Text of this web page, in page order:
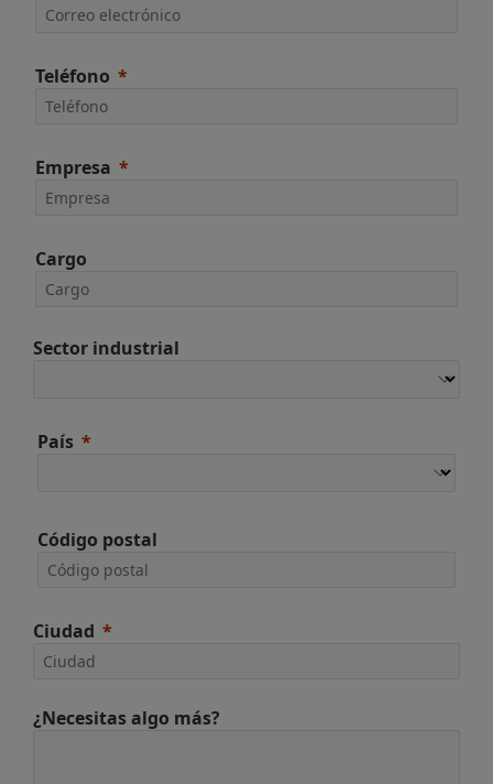
Teléfono
Empresa
Cargo
Sector industrial
País
Código postal
Ciudad
¿Necesitas algo más?